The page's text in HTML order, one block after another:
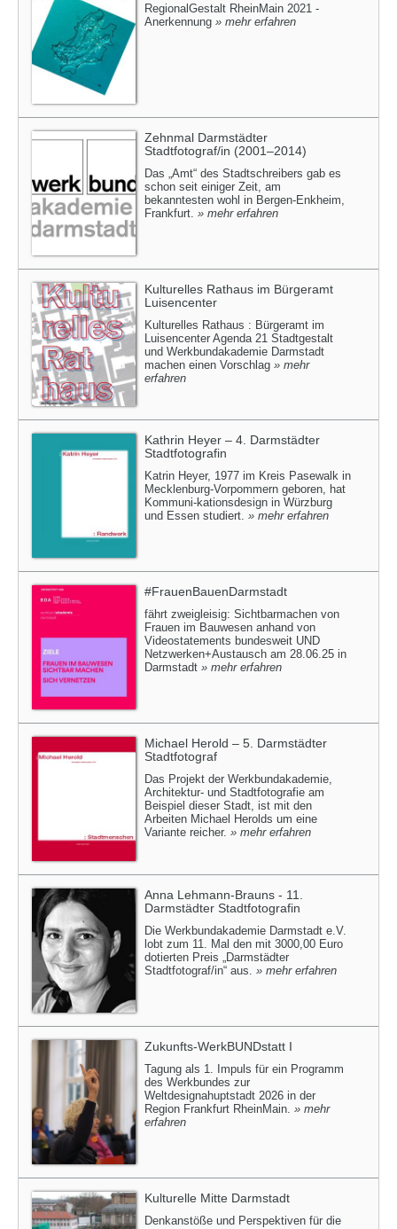
RegionalGestalt RheinMain 2021 -
Anerkennung » mehr erfahren
Zehnmal Darmstädter
Stadtfotograf/in (2001–2014)
Das „Amt“ des Stadtschreibers gab es
schon seit einiger Zeit, am
bekanntesten wohl in Bergen-Enkheim,
Frankfurt. » mehr erfahren
Kulturelles Rathaus im Bürgeramt
Luisencenter
Kulturelles Rathaus : Bürgeramt im
Luisencenter Agenda 21 Stadtgestalt
und Werkbundakademie Darmstadt
machen einen Vorschlag » mehr
erfahren
Kathrin Heyer – 4. Darmstädter
Stadtfotografin
Katrin Heyer, 1977 im Kreis Pasewalk in
Mecklenburg-Vorpommern geboren, hat
Kommuni-kationsdesign in Würzburg
und Essen studiert. » mehr erfahren
#FrauenBauenDarmstadt
fährt zweigleisig: Sichtbarmachen von
Frauen im Bauwesen anhand von
Videostatements bundesweit UND
Netzwerken+Austausch am 28.06.25 in
Darmstadt » mehr erfahren
Michael Herold – 5. Darmstädter
Stadtfotograf
Das Projekt der Werkbundakademie,
Architektur- und Stadtfotografie am
Beispiel dieser Stadt, ist mit den
Arbeiten Michael Herolds um eine
Variante reicher. » mehr erfahren
Anna Lehmann-Brauns - 11.
Darmstädter Stadtfotografin
Die Werkbundakademie Darmstadt e.V.
lobt zum 11. Mal den mit 3000,00 Euro
dotierten Preis „Darmstädter
Stadtfotograf/in“ aus. » mehr erfahren
Zukunfts-WerkBUNDstatt I
Tagung als 1. Impuls für ein Programm
des Werkbundes zur
Weltdesignahuptstadt 2026 in der
Region Frankfurt RheinMain. » mehr
erfahren
Kulturelle Mitte Darmstadt
Denkanstöße und Perspektiven für die